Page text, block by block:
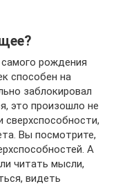
рождения
способен на
заблокировал
это произошло не
Вы посмотрите,
А
читать мысли,
видеть